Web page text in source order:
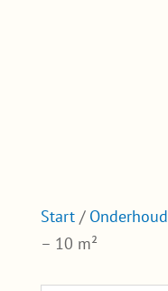
Start/ Onderhoud
– 10 m²